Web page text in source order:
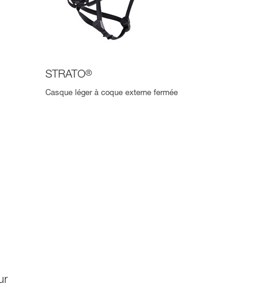
STRATO®
Casque léger à coque externe fermée